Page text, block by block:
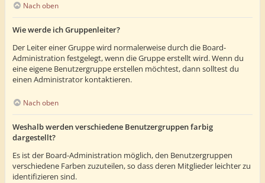
Nach oben
Wie werde ich Gruppenleiter?
Der Leiter einer Gruppe wird normalerweise durch die Board-
Administration festgelegt, wenn die Gruppe erstellt wird. Wenn du
eine eigene Benutzergruppe erstellen möchtest, dann solltest du
einen Administrator kontaktieren.
Nach oben
Weshalb werden verschiedene Benutzergruppen farbig
dargestellt?
Es ist der Board-Administration möglich, den Benutzergruppen
verschiedene Farben zuzuteilen, so dass deren Mitglieder leichter zu
identifizieren sind.